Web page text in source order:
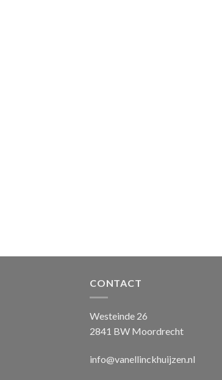
CONTACT
Westeinde 26
2841 BW Moordrecht
info@vanellinckhuijzen.nl